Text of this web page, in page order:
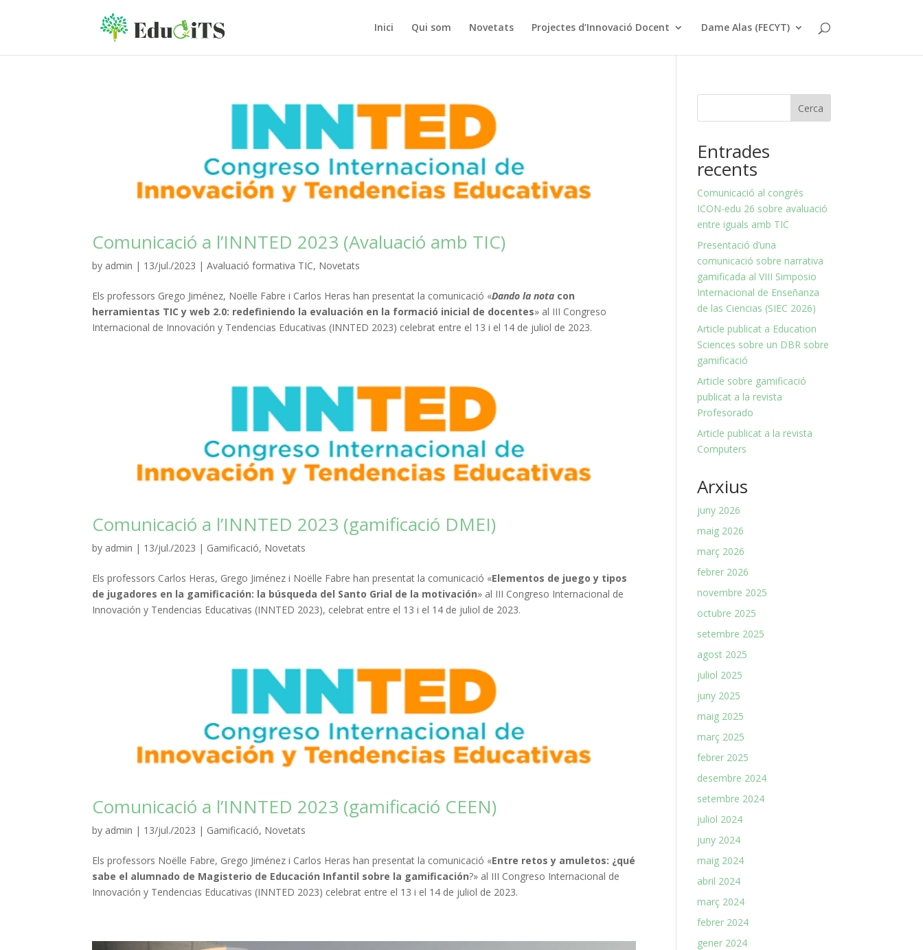
Inici Qui som Novetats Projectes d’Innovació Docent Dame Alas (FECYT)
Comunicació a l’INNTED 2023 (Avaluació amb TIC)
by admin | 13/jul./2023 |Avaluació formativa TIC, Novetats
Els professors Grego Jiménez, Noëlle Fabre i Carlos Heras han presentat la comunicació «Dando la nota con
herramientas TIC y web 2.0: redefiniendo la evaluación en la formació inicial de docentes» al III Congreso
Internacional de Innovación y Tendencias Educativas (INNTED 2023) celebrat entre el 13 i el 14 de juliol de 2023.
Comunicació a l’INNTED 2023 (gamificació DMEI)
by admin | 13/jul./2023 | Gamificació, Novetats
Els professors Carlos Heras, Grego Jiménez i Noëlle Fabre han presentat la comunicació «Elementos de juego y tipos
de jugadores en la gamificación: la búsqueda del Santo Grial de la motivación» al III Congreso Internacional de
Innovación y Tendencias Educativas (INNTED 2023), celebrat entre el 13 i el 14 de juliol de 2023.
Comunicació a l’INNTED 2023 (gamificació CEEN)
by admin | 13/jul./2023 | Gamificació, Novetats
Els professors Noëlle Fabre, Grego Jiménez i Carlos Heras han presentat la comunicació «Entre retos y amuletos: ¿qué
sabe el alumnado de Magisterio de Educación Infantil sobre la gamificación?» al III Congreso Internacional de
Innovación y Tendencias Educativas (INNTED 2023) celebrat entre el 13 i el 14 de juliol de 2023.
Cerca
Entrades
recents
Comunicació al congrés
ICON-edu 26 sobre avaluació
entre iguals amb TIC
Presentació d’una
comunicació sobre narrativa
gamificada al VIII Simposio
Internacional de Enseñanza
de las Ciencias (SIEC 2026)
Article publicat a Education
Sciences sobre un DBR sobre
gamificació
Article sobre gamificació
publicat a la revista
Profesorado
Article publicat a la revista
Computers
Arxius
juny 2026
maig 2026
març 2026
febrer 2026
novembre 2025
octubre 2025
setembre 2025
agost 2025
juliol 2025
juny 2025
maig 2025
març 2025
febrer 2025
desembre 2024
setembre 2024
juliol 2024
juny 2024
maig 2024
abril 2024
març 2024
febrer 2024
gener 2024